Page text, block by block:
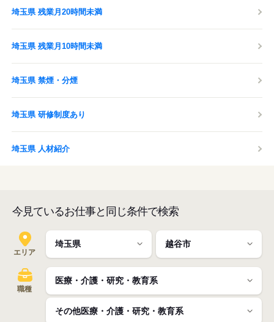
埼玉県 残業月20時間未満
埼玉県 残業月10時間未満
埼玉県 禁煙・分煙
埼玉県 研修制度あり
埼玉県 人材紹介
今見ているお仕事と同じ条件で検索
エリア
職種